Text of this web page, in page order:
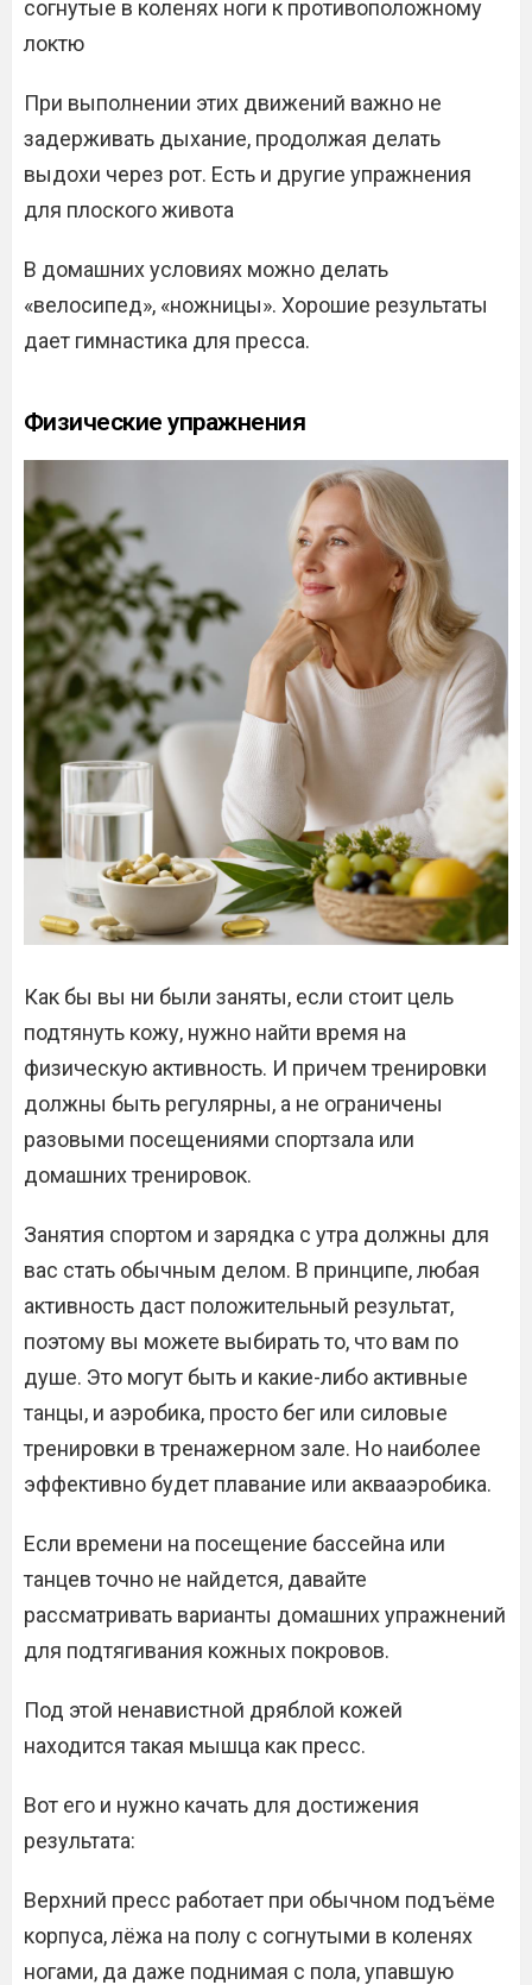
согнутые в коленях ноги к противоположному
локтю
При выполнении этих движений важно не
задерживать дыхание, продолжая делать
выдохи через рот. Есть и другие упражнения
для плоского живота
В домашних условиях можно делать
«велосипед», «ножницы». Хорошие результаты
дает гимнастика для пресса.
Физические упражнения
Как бы вы ни были заняты, если стоит цель
подтянуть кожу, нужно найти время на
физическую активность. И причем тренировки
должны быть регулярны, а не ограничены
разовыми посещениями спортзала или
домашних тренировок.
Занятия спортом и зарядка с утра должны для
вас стать обычным делом. В принципе, любая
активность даст положительный результат,
поэтому вы можете выбирать то, что вам по
душе. Это могут быть и какие-либо активные
танцы, и аэробика, просто бег или силовые
тренировки в тренажерном зале. Но наиболее
эффективно будет плавание или аквааэробика.
Если времени на посещение бассейна или
танцев точно не найдется, давайте
рассматривать варианты домашних упражнений
для подтягивания кожных покровов.
Под этой ненавистной дряблой кожей
находится такая мышца как пресс.
Вот его и нужно качать для достижения
результата:
Верхний пресс работает при обычном подъёме
корпуса, лёжа на полу с согнутыми в коленях
ногами, да даже поднимая с пола, упавшую